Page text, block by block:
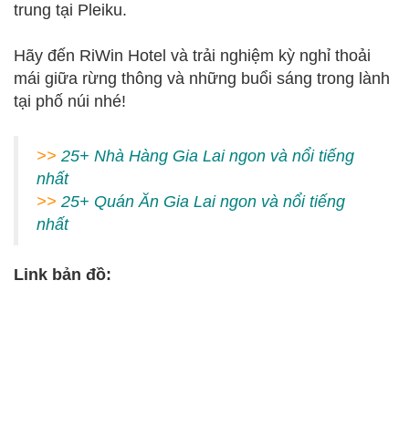
trung tại Pleiku.
Hãy đến RiWin Hotel và trải nghiệm kỳ nghỉ thoải
mái giữa rừng thông và những buổi sáng trong lành
tại phố núi nhé!
>> 25+ Nhà Hàng Gia Lai ngon và nổi tiếng
nhất
>> 25+ Quán Ăn Gia Lai ngon và nổi tiếng
nhất
Link bản đồ: